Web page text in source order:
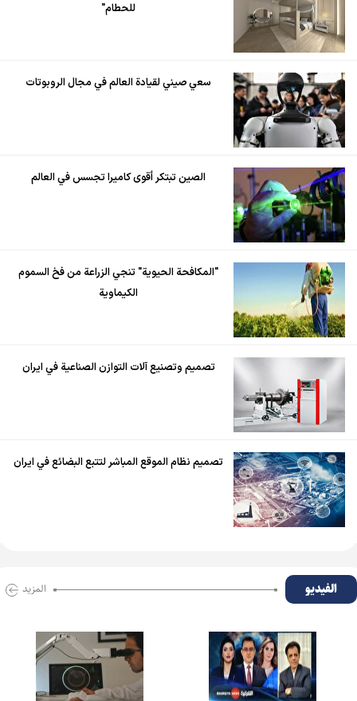
للحطام"
سعي صيني لقيادة العالم في مجال الروبوتات
الصين تبتكر أقوى كاميرا تجسس في العالم
"المكافحة الحيوية" تنجي الزراعة من فخ السموم
الكيماوية
تصميم وتصنيع آلات التوازن الصناعية في ايران
تصميم نظام الموقع المباشر لتتبع البضائع في ايران
الفیدیو المزید